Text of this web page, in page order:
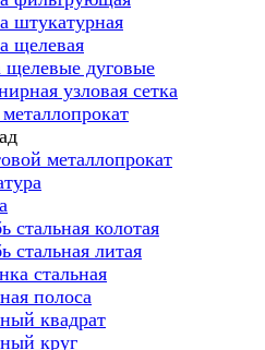
штукатурная
щелевая
щелевые дуговые
узловая сетка
металлопрокат
стальная колотая
стальная литая
стальная
полоса
квадрат
круг